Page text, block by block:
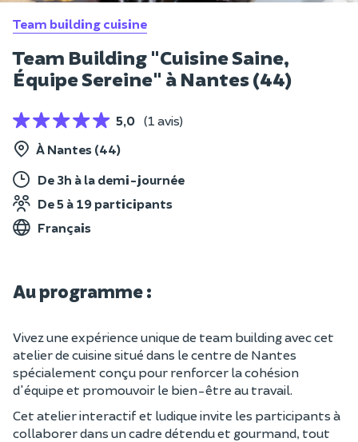
Team building cuisine
Team Building "Cuisine Saine,
Équipe Sereine" à Nantes (44)
5,0 (1 avis)
À Nantes (44)
De 3h à la demi-journée
De 5 à 19 participants
Français
Au programme :
Vivez une expérience unique de team building avec cet
atelier de cuisine situé dans le centre de Nantes
spécialement conçu pour renforcer la cohésion
d'équipe et promouvoir le bien-être au travail.
Cet atelier interactif et ludique invite les participants à
collaborer dans un cadre détendu et gourmand, tout